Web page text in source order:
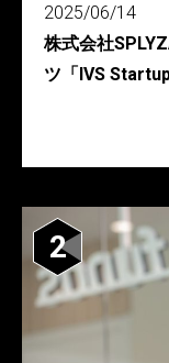
2025/06/14
株式会社
ツ「IVS
2